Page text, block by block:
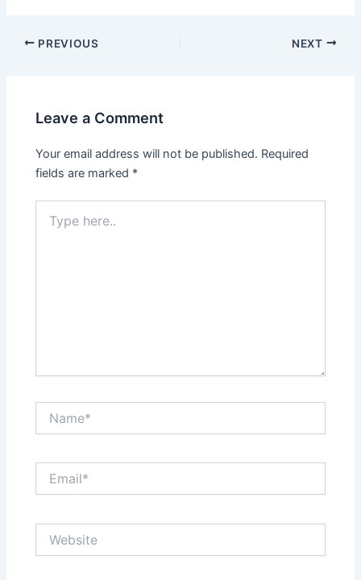
PREVIOUS NEXT
Leave a Comment
Your email address will not be published. Required
fields are marked *
here..